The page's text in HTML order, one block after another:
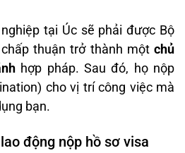
tại Úc sẽ phải được Bộ
thuận trở thành một chủ
hợp pháp. Sau đó, họ nộp
cho vị trí công việc mà
bạn.
động nộp hồ sơ visa